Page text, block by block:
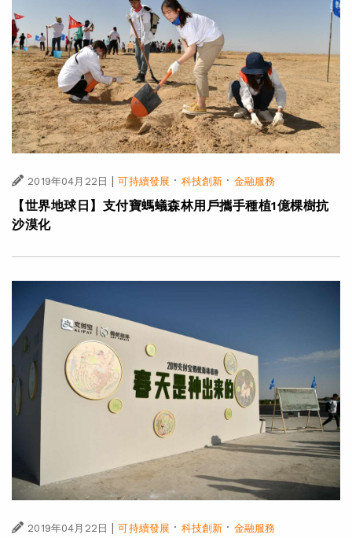
2019年04月22日 | 可持續發展 · 科技創新 · 金融服務
【世界地球日】支付寶螞蟻森林用戶攜手種植1億棵樹抗
沙漠化
2019年04月22日 | 可持續發展 · 科技創新 · 金融服務